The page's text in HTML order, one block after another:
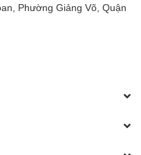
Phường Giảng Võ, Quận